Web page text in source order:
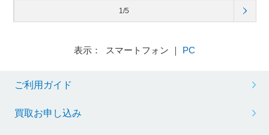
1/5
表示： スマートフォン ｜ PC
ご利用ガイド
買取お申し込み